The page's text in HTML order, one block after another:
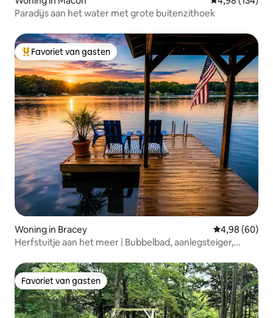
Paradijs aan het water met grote buitenzithoek
Topfavoriet van gasten
Favoriet van gasten
Woning in Bracey Gemiddelde
4,98 (60)
Herfstuitje aan het meer | Bubbelbad, aanlegsteiger,
Favoriet van gasten
Favoriet van gasten